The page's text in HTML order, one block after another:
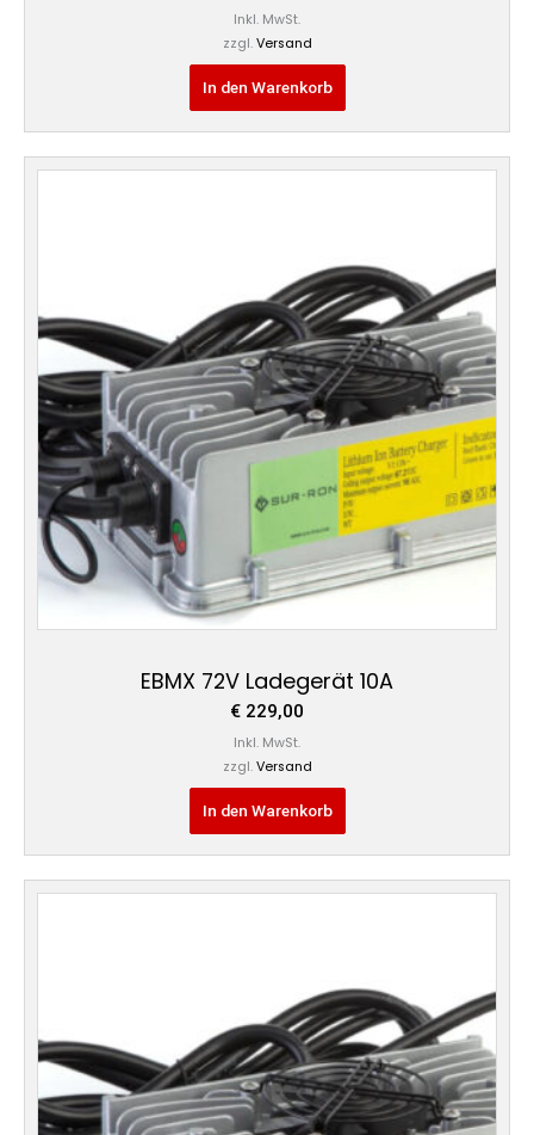
Inkl. MwSt.
zzgl. Versand
In den Warenkorb
EBMX 72V Ladegerät 10A
€ 229,00
Inkl. MwSt.
zzgl. Versand
In den Warenkorb